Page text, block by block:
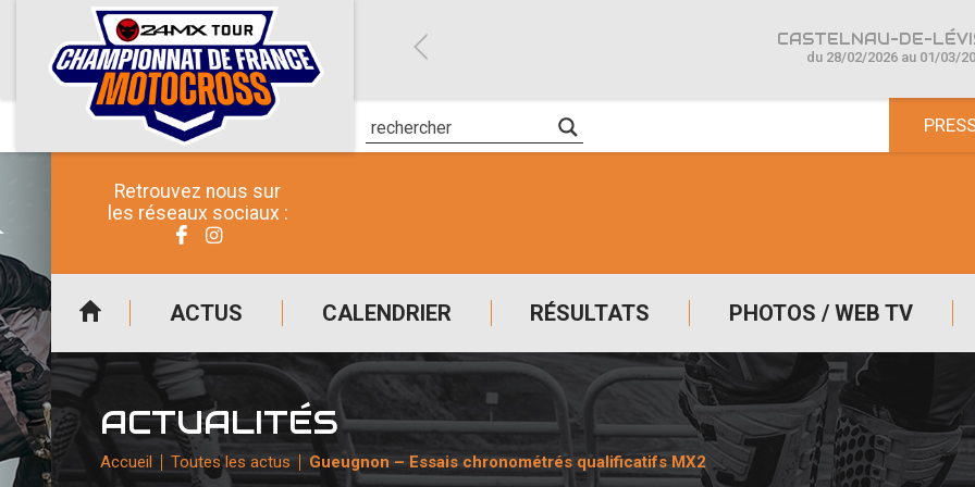
Retrouvez nous sur
les réseaux sociaux :
ACTUS CALENDRIER RÉSULTATS PHOTOS / WEB TV
CASTELNAU-DE-
du 28/02/2026 au 01/03/
ACTUALITÉS
Accueil Toutes les actus Gueugnon – Essais chronométrés qualificatifs MX2